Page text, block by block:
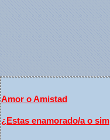
Amor o Amistad
¿Estas enamorado/a o